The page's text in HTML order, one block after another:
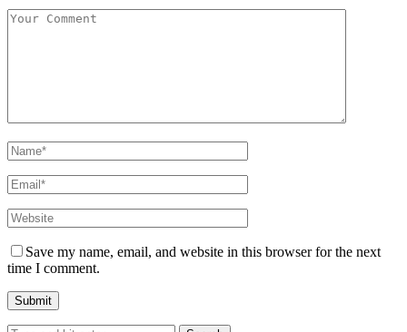
Save my name, email, and website in this browser for the next
time I comment.